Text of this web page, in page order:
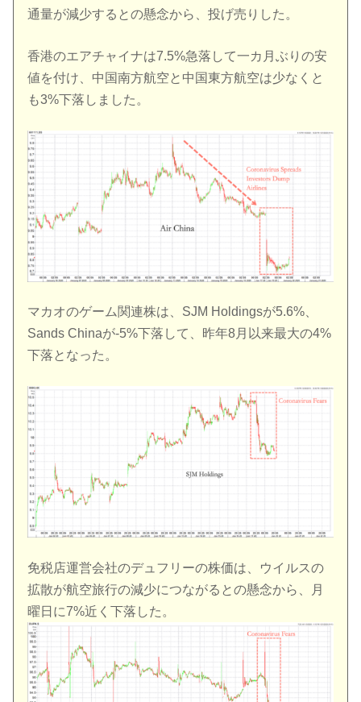
通量が減少するとの懸念から、投げ売りした。
香港のエアチャイナは7.5%急落して一カ月ぶりの安
値を付け、中国南方航空と中国東方航空は少なくと
も3%下落しました。
マカオのゲーム関連株は、SJM Holdingsが5.6%、
Sands Chinaが-5%下落して、昨年8月以来最大の4%
下落となった。
免税店運営会社のデュフリーの株価は、ウイルスの
拡散が航空旅行の減少につながるとの懸念から、月
曜日に7%近く下落した。